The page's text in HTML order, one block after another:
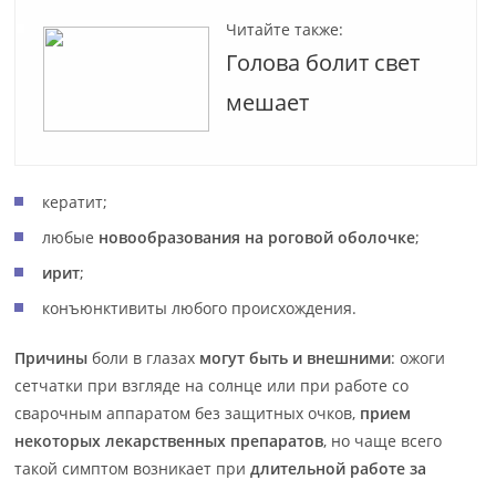
Читайте также:
Голова болит свет
мешает
кератит;
любые новообразования на роговой оболочке;
ирит;
конъюнктивиты любого происхождения.
Причины боли в глазах могут быть и внешними: ожоги
сетчатки при взгляде на солнце или при работе со
сварочным аппаратом без защитных очков, прием
некоторых лекарственных препаратов, но чаще всего
такой симптом возникает при длительной работе за